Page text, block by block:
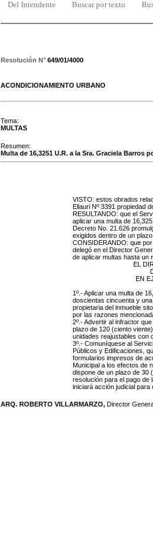
Del Intendente Buscar por texto
Resolución N° 649/01/4000
ACONDICIONAMIENTO URBANO
Tema:
MULTAS
Resumen:
Multa de 16,3251 U.R. a la Sra. Graciela Barros
VISTO: estos obrados
Ellauri Nº 3391 propiedad
RESULTANDO: que el
aplicar una multa de
Decreto No. 21.626
exigidos dentro de un
CONSIDERANDO: que
delegó en el Director
de aplicar multas hasta un
EL
EN
1º.- Aplicar una multa de
doscientas cincuenta y
propietaria del inmueble
por las razones
2º.- Advertir al infractor
plazo de 120 (ciento
unidades reajustables con
3º.- Comuníquese al
Públicos y Edificaciones,
formularios impresos de
Municipal a los efectos de
dispone de un plazo de 30
resolución para el pago de
iniciará acción judicial para
ARQ. ROBERTO VILLARMARZO, Director